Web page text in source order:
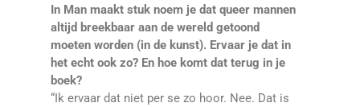
In Man maakt stuk noem je dat queer mannen
altijd breekbaar aan de wereld getoond
moeten worden (in de kunst). Ervaar je dat in
het echt ook zo? En hoe komt dat terug in je
boek?
“Ik ervaar dat niet per se zo hoor. Nee. Dat is